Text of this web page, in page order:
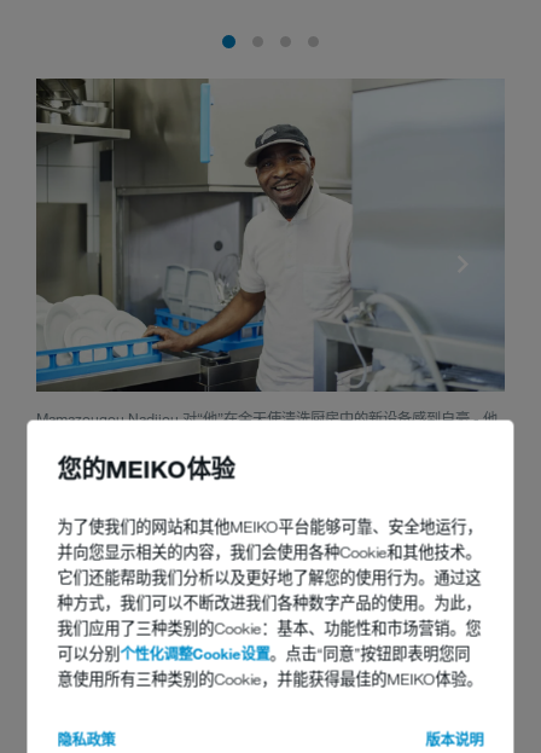
您的MEIKO体验
为了使我们的网站和其他MEIKO平台能够可靠、安全地运行，
并向您显示相关的内容，我们会使用各种Cookie和其他技术。
它们还能帮助我们分析以及更好地了解您的使用行为。通过这
种方式，我们可以不断改进我们各种数字产品的使用。为此，
我们应用了三种类别的Cookie：基本、功能性和市场营销。您
可以分别个性化调整Cookie设置。点击“同意”按钮即表明您同
意使用所有三种类别的Cookie，并能获得最佳的MEIKO体验。
隐私政策 版本说明
Mamazougou Nadijou 对“他”在金天使清洗厨房中的新设备感到自豪 - 他 美味
干净整洁的餐具也是 Mannel 的要求 – 那些不能第一眼就看到的要
素，对 Mannel 同样重要：“我们这里还运行着一个中央供暖设备，
同时在采购食品时还注意有效期。M-iClean H集成的功能，可在打
开揭盖时挡住蒸汽，这让我赞不绝口 – 也因此令厨房里的环境更加
舒适。
在这里损耗较低的同样还有不锈钢管道，它们有很好的耐用性”如果
这些软因素对作为 MEIKO 的客户的 Mannel 不重要，那么 Mannel